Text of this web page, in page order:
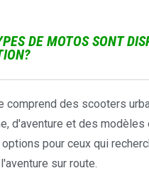
DE MOTOS SONT
comprend des scooters
d'aventure et des modèles
pour ceux qui
sur route.